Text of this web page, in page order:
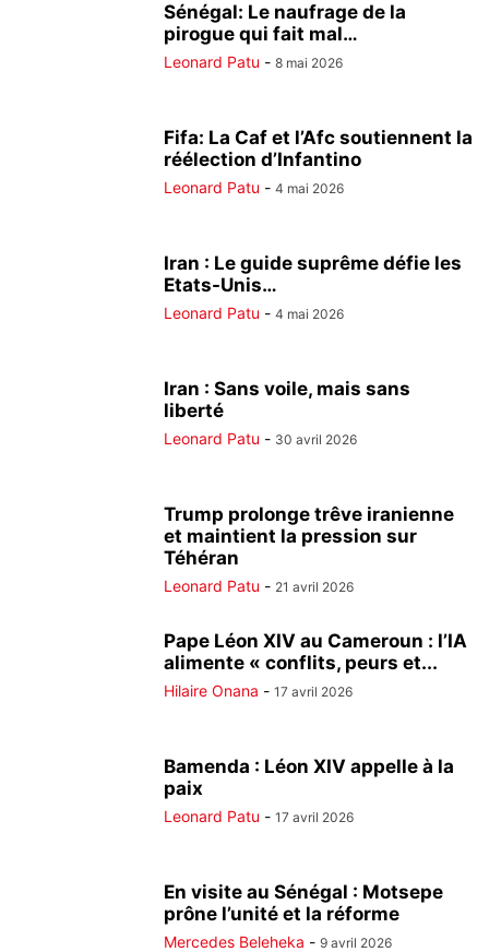
Sénégal: Le naufrage de la
pirogue qui fait mal…
Leonard Patu - 8 mai 2026
Fifa: La Caf et l’Afc soutiennent la
réélection d’Infantino
Leonard Patu - 4 mai 2026
Iran : Le guide suprême défie les
Etats-Unis…
Leonard Patu - 4 mai 2026
Iran : Sans voile, mais sans
liberté
Leonard Patu - 30 avril 2026
Trump prolonge trêve iranienne
et maintient la pression sur
Téhéran
Leonard Patu - 21 avril 2026
Pape Léon XIV au Cameroun : l’IA
alimente « conflits, peurs et...
Hilaire Onana - 17 avril 2026
Bamenda : Léon XIV appelle à la
paix
Leonard Patu - 17 avril 2026
En visite au Sénégal : Motsepe
prône l’unité et la réforme
Mercedes Beleheka - 9 avril 2026